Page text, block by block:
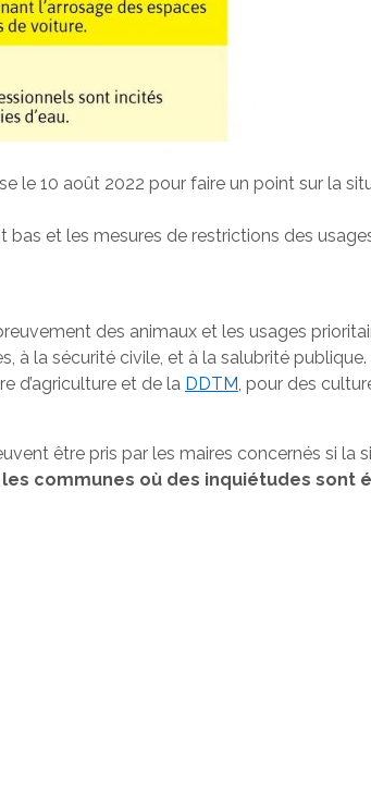
le 10 août 2022 pour faire un point sur la
et les mesures de restrictions des
des animaux et les usages
à la sécurité civile, et à la salubrité
d’agriculture et de la DDTM, pour des
être pris par les maires concernés si la
communes où des inquiétudes sont